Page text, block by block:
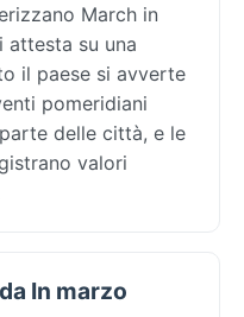
March in
attesta su una
il paese si avverte
pomeridiani
delle città, e le
valori
In marzo